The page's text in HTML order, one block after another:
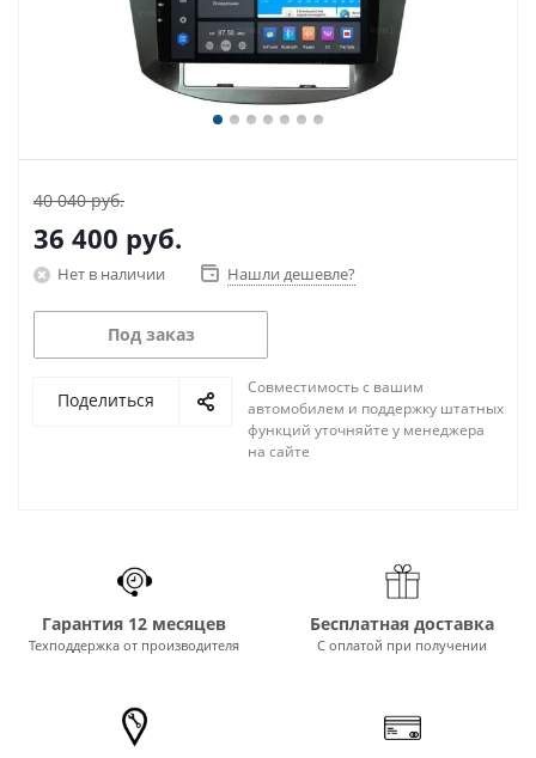
40 040 руб.
36 400 руб.
Нет в наличии Нашли дешевле?
Под заказ
Поделиться
Совместимость с вашим
автомобилем и поддержку штатных
функций уточняйте у менеджера
на сайте
Гарантия 12 месяцев
Техподдержка от производителя
Бесплатная доставка
С оплатой при получении